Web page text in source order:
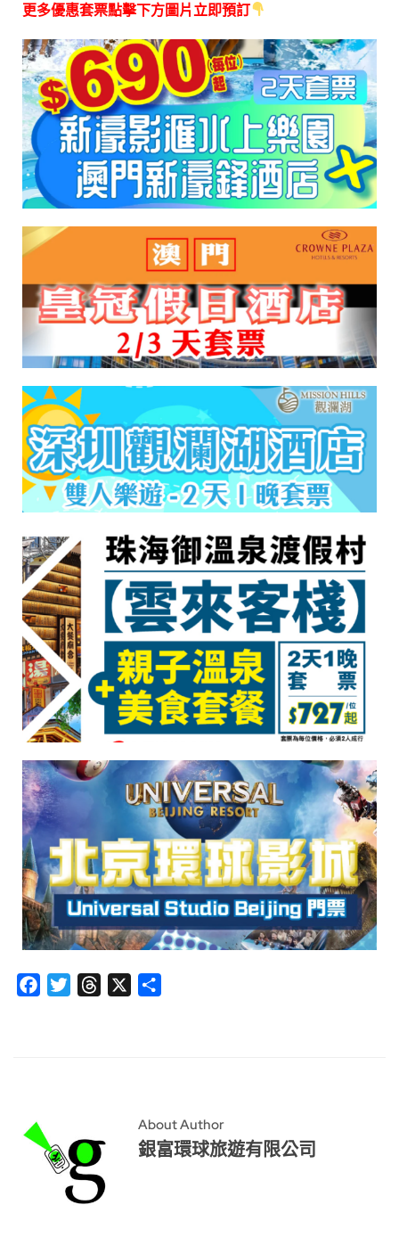
更多優惠套票點擊下方圖片立即預訂
FacebookTwitterThreads
About Author
銀富環球旅遊有限公司